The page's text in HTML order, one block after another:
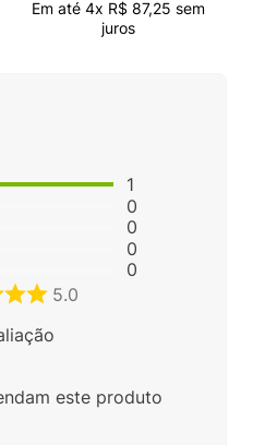
Em até 4x R$ 87,25 sem
juros
1
0
0
0
0
5.0
este produto